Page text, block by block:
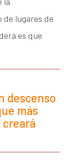
lugares de
es que
descenso
más
creará